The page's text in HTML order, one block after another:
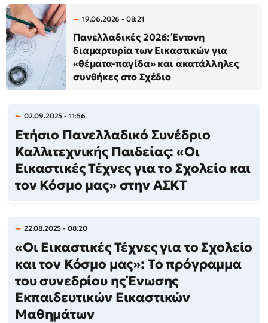
19.06.2026 - 08:21
Πανελλαδικές 2026: Έντονη
διαμαρτυρία των Εικαστικών για
«θέματα-παγίδα» και ακατάλληλες
συνθήκες στο Σχέδιο
02.09.2025 - 11:56
Ετήσιο Πανελλαδικό Συνέδριο
Καλλιτεχνικής Παιδείας: «Οι
Εικαστικές Τέχνες για το Σχολείο και
τον Κόσμο μας» στην ΑΣΚΤ
22.08.2025 - 08:20
«Οι Εικαστικές Τέχνες για το Σχολείο
και τον Κόσμο μας»: Το πρόγραμμα
του συνεδρίου ης Ένωσης
Εκπαιδευτικών Εικαστικών
Μαθημάτων